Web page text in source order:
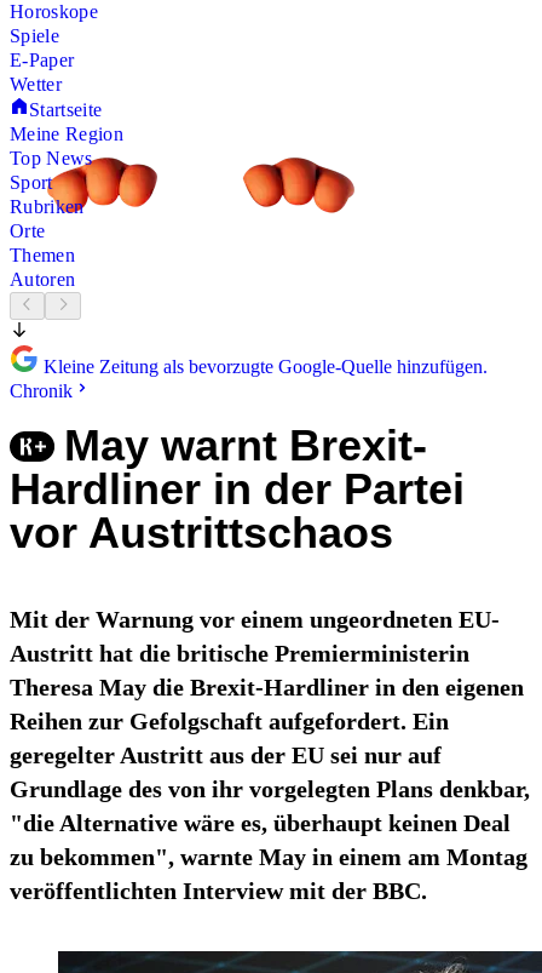
Horoskope
Spiele
E-Paper
Wetter
Startseite
Meine Region
Top News
Sport
Rubriken
Orte
Themen
Autoren
Kleine Zeitung als bevorzugte Google-Quelle hinzufügen.
Chronik
May warnt Brexit-
Hardliner in der Partei
vor Austrittschaos
Mit der Warnung vor einem ungeordneten EU-
Austritt hat die britische Premierministerin
Theresa May die Brexit-Hardliner in den eigenen
Reihen zur Gefolgschaft aufgefordert. Ein
geregelter Austritt aus der EU sei nur auf
Grundlage des von ihr vorgelegten Plans denkbar,
"die Alternative wäre es, überhaupt keinen Deal
zu bekommen", warnte May in einem am Montag
veröffentlichten Interview mit der BBC.